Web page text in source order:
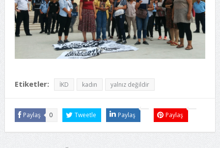
Etiketler: İKD kadın yalnız değildir
Paylaş 0 Tweetle Paylaş Paylaş